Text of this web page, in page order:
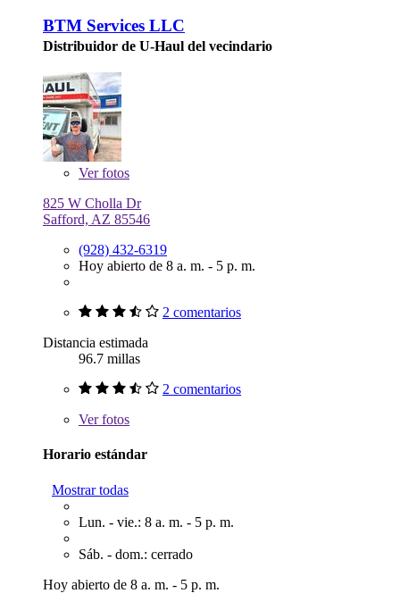
BTM Services LLC
Distribuidor de U-Haul del vecindario
Verfotos
825 W Cholla Dr
Safford, AZ 85546
(928) 432-6319
Hoy abierto de 8 a. m. - 5 p. m.
2 comentarios
Distancia estimada
96.7 millas
2 comentarios
Verfotos
Horario estándar
Mostrar todas
Lun. - vie.: 8 a. m. - 5 p. m.
Sáb. - dom.: cerrado
Hoy abierto de 8 a. m. - 5 p. m.